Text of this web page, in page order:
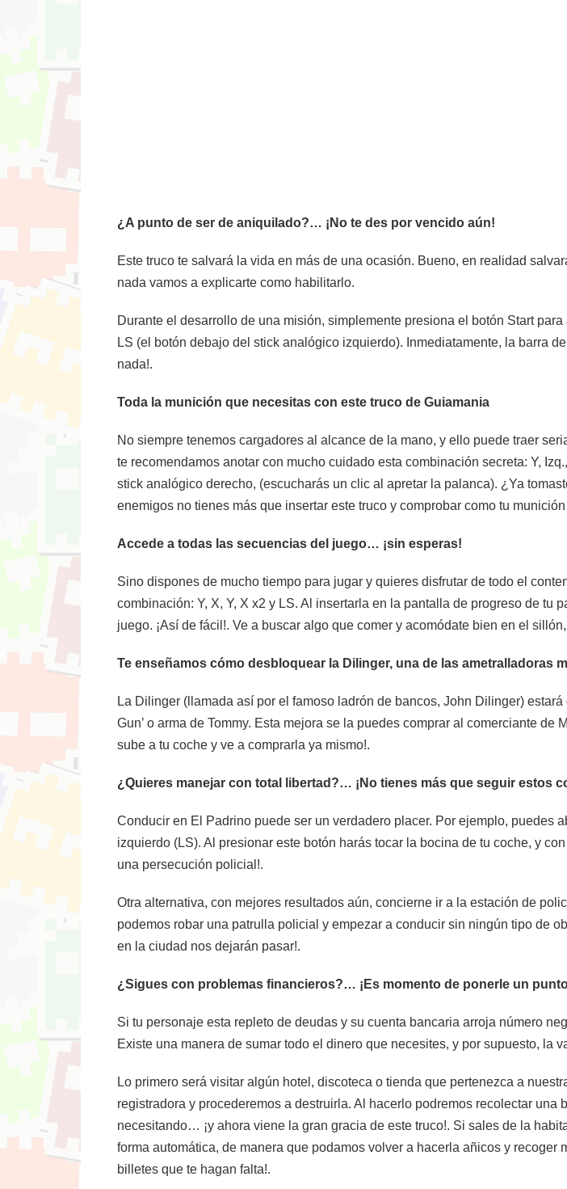
¿A punto de ser de aniquilado?… ¡No te des por vencido aún!
Este truco te salvará la vida en más de una ocasión. Bueno, en realidad
nada vamos a explicarte como habilitarlo.
Durante el desarrollo de una misión, simplemente presiona el botón Start
LS (el botón debajo del stick analógico izquierdo). Inmediatamente, la barra
nada!.
Toda la munición que necesitas con este truco de Guiamania
No siempre tenemos cargadores al alcance de la mano, y ello puede traer
te recomendamos anotar con mucho cuidado esta combinación secreta: Y,
stick analógico derecho, (escucharás un clic al apretar la palanca). ¿Ya
enemigos no tienes más que insertar este truco y comprobar como tu
Accede a todas las secuencias del juego… ¡sin esperas!
Sino dispones de mucho tiempo para jugar y quieres disfrutar de todo el
combinación: Y, X, Y, X x2 y LS. Al insertarla en la pantalla de progreso de
juego. ¡Así de fácil!. Ve a buscar algo que comer y acomódate bien en el
Te enseñamos cómo desbloquear la Dilinger, una de las ametralladoras
La Dilinger (llamada así por el famoso ladrón de bancos, John Dilinger)
Gun’ o arma de Tommy. Esta mejora se la puedes comprar al comerciante
sube a tu coche y ve a comprarla ya mismo!.
¿Quieres manejar con total libertad?… ¡No tienes más que seguir estos
Conducir en El Padrino puede ser un verdadero placer. Por ejemplo, puedes
izquierdo (LS). Al presionar este botón harás tocar la bocina de tu coche, y
una persecución policial!.
Otra alternativa, con mejores resultados aún, concierne ir a la estación de
podemos robar una patrulla policial y empezar a conducir sin ningún tipo de
en la ciudad nos dejarán pasar!.
¿Sigues con problemas financieros?… ¡Es momento de ponerle un
Si tu personaje esta repleto de deudas y su cuenta bancaria arroja número
Existe una manera de sumar todo el dinero que necesites, y por supuesto, la
Lo primero será visitar algún hotel, discoteca o tienda que pertenezca a
registradora y procederemos a destruirla. Al hacerlo podremos recolectar
necesitando… ¡y ahora viene la gran gracia de este truco!. Si sales de la
forma automática, de manera que podamos volver a hacerla añicos y
billetes que te hagan falta!.